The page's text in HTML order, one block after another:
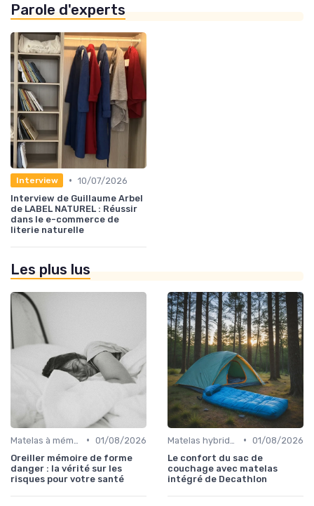
Parole d'experts
Interview • 10/07/2026
Interview de Guillaume Arbel
de LABEL NATUREL : Réussir
dans le e-commerce de
literie naturelle
Les plus lus
• 01/08/2026
Oreiller mémoire de forme
danger : la vérité sur les
risques pour votre santé
• 01/08/2026
Le confort du sac de
couchage avec matelas
intégré de Decathlon